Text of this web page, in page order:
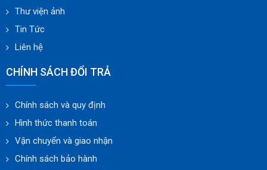
Thư viện ảnh
Tin Tức
Liên hệ
CHÍNH SÁCH ĐỔI TRẢ
Chính sách và quy định
Hình thức thanh toán
Vận chuyển và giao nhận
Chính sách bảo hành